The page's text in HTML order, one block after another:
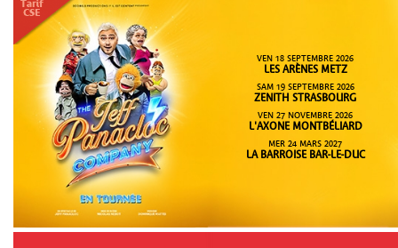
VEN 18 SEPTEMBRE 2026
LES ARÈNES METZ
SAM 19 SEPTEMBRE 2026
ZENITH STRASBOURG
VEN 27 NOVEMBRE 2026
L'AXONE MONTBÉLIARD
MER 24 MARS 2027
LA BARROISE BAR-LE-DUC